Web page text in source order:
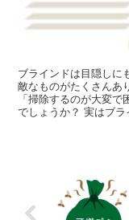
ブラインドは目隠しに
敵なものがたくさんあ
「掃除するのが大変
でしょうか？ 実はブラ